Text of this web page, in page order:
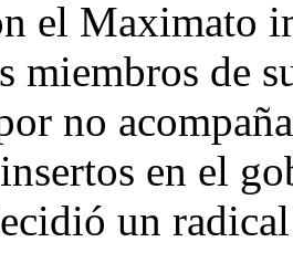
el Maximato
miembros de
no
en el
un